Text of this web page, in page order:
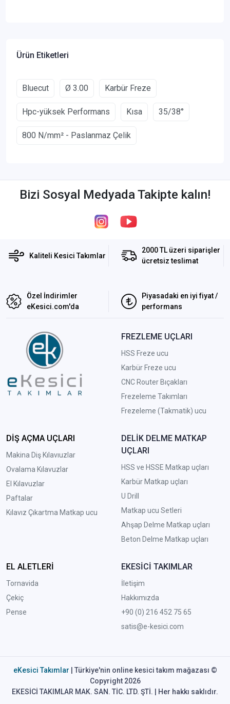
Ürün Etiketleri
Bluecut Ø 3.00 Karbür Freze
Hpc-yüksek Performans Kısa 35/38°
800 N/mm² - Paslanmaz Çelik
Bizi Sosyal Medyada Takipte kalın!
Kaliteli Kesici Takımlar
2000 TL üzeri siparişler
ücretsiz teslimat
Özel İndirimler
eKesici.com'da
Piyasadaki en iyi fiyat /
performans
FREZLEME UÇLARI
HSS Freze ucu
Karbür Freze ucu
CNC Router Bıçakları
Frezeleme Takımları
Frezeleme (Takmatik) ucu
DİŞ AÇMA UÇLARI
Makina Diş Kılavıuzlar
Ovalama Kılavuzlar
El Kılavuzlar
Paftalar
Kılavız Çıkartma Matkap ucu
DELİK DELME MATKAP
UÇLARI
HSS ve HSSE Matkap uçları
Karbür Matkap uçları
U Drill
Matkap ucu Setleri
Ahşap Delme Matkap uçları
Beton Delme Matkap uçları
EL ALETLERİ
Tornavida
Çekiç
Pense
EKESİCİ TAKIMLAR
İletişim
Hakkımızda
+90 (0) 216 452 75 65
satis@e-kesici.com
eKesici Takımlar | Türkiye'nin online kesici takım mağazası ©
Copyright 2026
EKESİCİ TAKIMLAR MAK. SAN. TİC. LTD. ŞTİ. | Her hakkı saklıdır.